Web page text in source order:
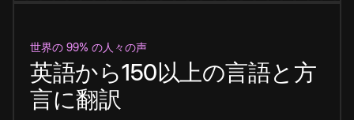
世界の 99% の人々の声
英語から150以上の言語と方
言に翻訳